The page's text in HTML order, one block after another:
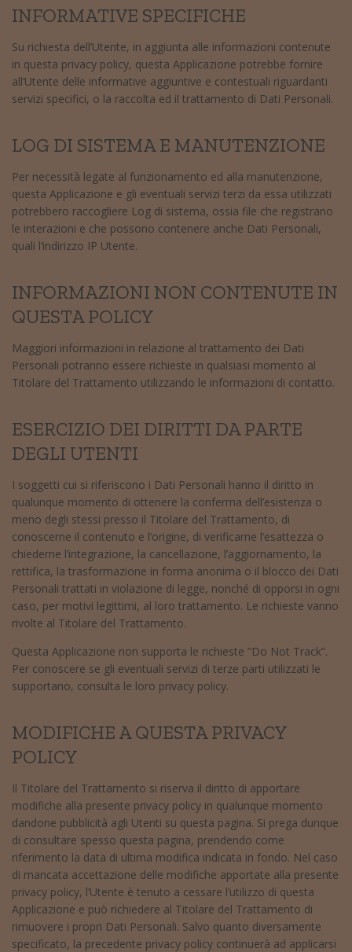
INFORMATIVE SPECIFICHE
Su richiesta dell’Utente, in aggiunta alle informazioni contenute
in questa privacy policy, questa Applicazione potrebbe fornire
all’Utente delle informative aggiuntive e contestuali riguardanti
servizi specifici, o la raccolta ed il trattamento di Dati Personali.
LOG DI SISTEMA E MANUTENZIONE
Per necessità legate al funzionamento ed alla manutenzione,
questa Applicazione e gli eventuali servizi terzi da essa utilizzati
potrebbero raccogliere Log di sistema, ossia file che registrano
le interazioni e che possono contenere anche Dati Personali,
quali l’indirizzo IP Utente.
INFORMAZIONI NON CONTENUTE IN
QUESTA POLICY
Maggiori informazioni in relazione al trattamento dei Dati
Personali potranno essere richieste in qualsiasi momento al
Titolare del Trattamento utilizzando le informazioni di contatto.
ESERCIZIO DEI DIRITTI DA PARTE
DEGLI UTENTI
I soggetti cui si riferiscono i Dati Personali hanno il diritto in
qualunque momento di ottenere la conferma dell’esistenza o
meno degli stessi presso il Titolare del Trattamento, di
conoscerne il contenuto e l’origine, di verificarne l’esattezza o
chiederne l’integrazione, la cancellazione, l’aggiornamento, la
rettifica, la trasformazione in forma anonima o il blocco dei Dati
Personali trattati in violazione di legge, nonché di opporsi in ogni
caso, per motivi legittimi, al loro trattamento. Le richieste vanno
rivolte al Titolare del Trattamento.
Questa Applicazione non supporta le richieste “Do Not Track”.
Per conoscere se gli eventuali servizi di terze parti utilizzati le
supportano, consulta le loro privacy policy.
MODIFICHE A QUESTA PRIVACY
POLICY
Il Titolare del Trattamento si riserva il diritto di apportare
modifiche alla presente privacy policy in qualunque momento
dandone pubblicità agli Utenti su questa pagina. Si prega dunque
di consultare spesso questa pagina, prendendo come
riferimento la data di ultima modifica indicata in fondo. Nel caso
di mancata accettazione delle modifiche apportate alla presente
privacy policy, l’Utente è tenuto a cessare l’utilizzo di questa
Applicazione e può richiedere al Titolare del Trattamento di
rimuovere i propri Dati Personali. Salvo quanto diversamente
specificato, la precedente privacy policy continuerà ad applicarsi